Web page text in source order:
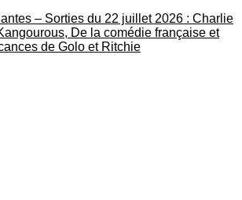
– Sorties du 22 juillet 2026 : Charlie
De la comédie française et
de Golo et Ritchie